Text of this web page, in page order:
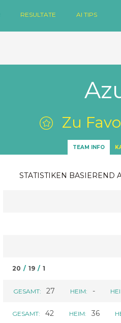
RESULTATE AI TIPS
Zu
TEAM INFO
STATISTIKEN BASIEREND
20 / 19 / 1
GESAMT: 27 HEIM: -
GESAMT: 42 HEIM: 36